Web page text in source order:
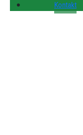
Kontakt